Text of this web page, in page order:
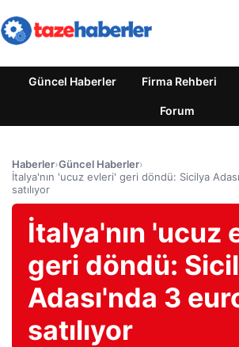
Güncel Haberler Firma Rehberi
Forum
Haberler›Güncel Haberler›
İtalya'nın 'ucuz evleri' geri döndü: Sicilya
satılıyor
İtalya'nın 'ucuz
geri döndü:
Adası'nda 3
satılıyor